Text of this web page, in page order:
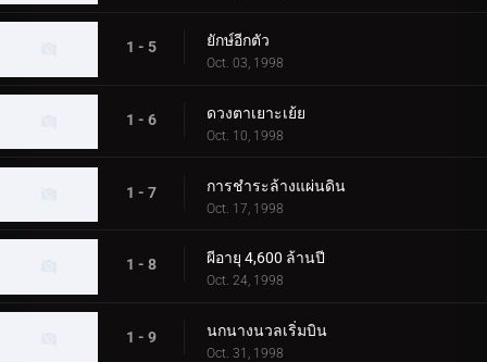
1 - 5 ยักษ์อีกตัว
Oct. 03, 1998
1 - 6 ดวงตาเยาะเย้ย
Oct. 10, 1998
1 - 7 การชำระล้างแผ่นดิน
Oct. 17, 1998
1 - 8 ผีอายุ 4,600 ล้านปี
Oct. 24, 1998
1 - 9 นกนางนวลเริ่มบิน
Oct. 31, 1998